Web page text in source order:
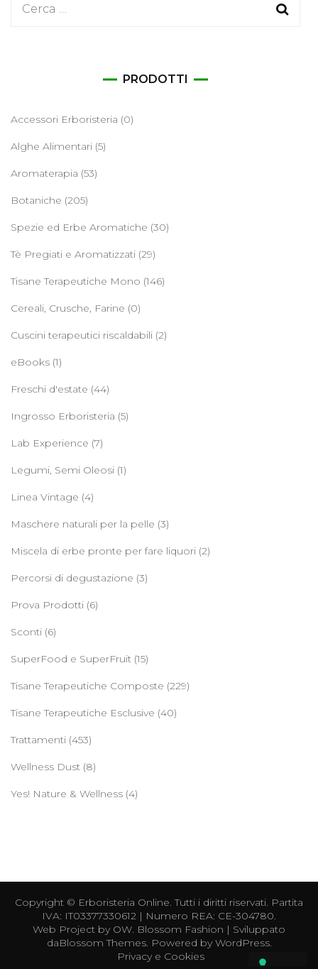
Ricerca
PRODOTTI
Accessori Erboristeria (0)
Alghe Alimentari (5)
Aromaterapia (53)
Botaniche (205)
Spezie ed Erbe Aromatiche (30)
Tè Pregiati e Aromatizzati (29)
Tisane Terapeutiche Mono (146)
Cereali, Crusche, Farine (0)
Cuscini terapeutici riscaldabili (2)
eBooks (1)
Freschi d'estate (44)
Ingrosso Erboristeria (5)
Lab Experience (7)
Legumi, Semi Oleosi (1)
Linea Vintage (4)
Maschere naturali per la pelle (3)
Miscela di erbe pronte per fare liquori (2)
Percorsi di degustazione (3)
Prova Prodotti (6)
Sconti (6)
SuperFood e SuperFruit (15)
Tisane Terapeutiche Composte (229)
Tisane Terapeutiche Esclusive (40)
Trattamenti (453)
Wellness Dust (8)
Yes! Nature & Wellness (4)
Copyright © Erboristeria Online. Tutti i diritti riservati. Partita
IVA: IT03377330612 | Numero REA: CE-304780.
Web Project by OW. Blossom Fashion | Sviluppato
daBlossom Themes. Powered by WordPress.
Privacy e Cookies